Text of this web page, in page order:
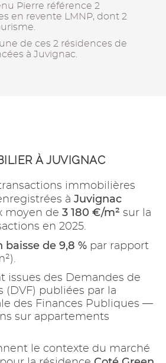
Pierre référence 2
en revente LMNP, dont 2
de ces 2 résidences de
à Juvignac.
À JUVIGNAC
immobilières
à Juvignac
moyen de 3 180 €/m² sur la
en 2025.
baisse de 9,8 % par rapport
issues des Demandes de
(DVF) publiées par la
des Finances Publiques —
sur appartements
le contexte du marché